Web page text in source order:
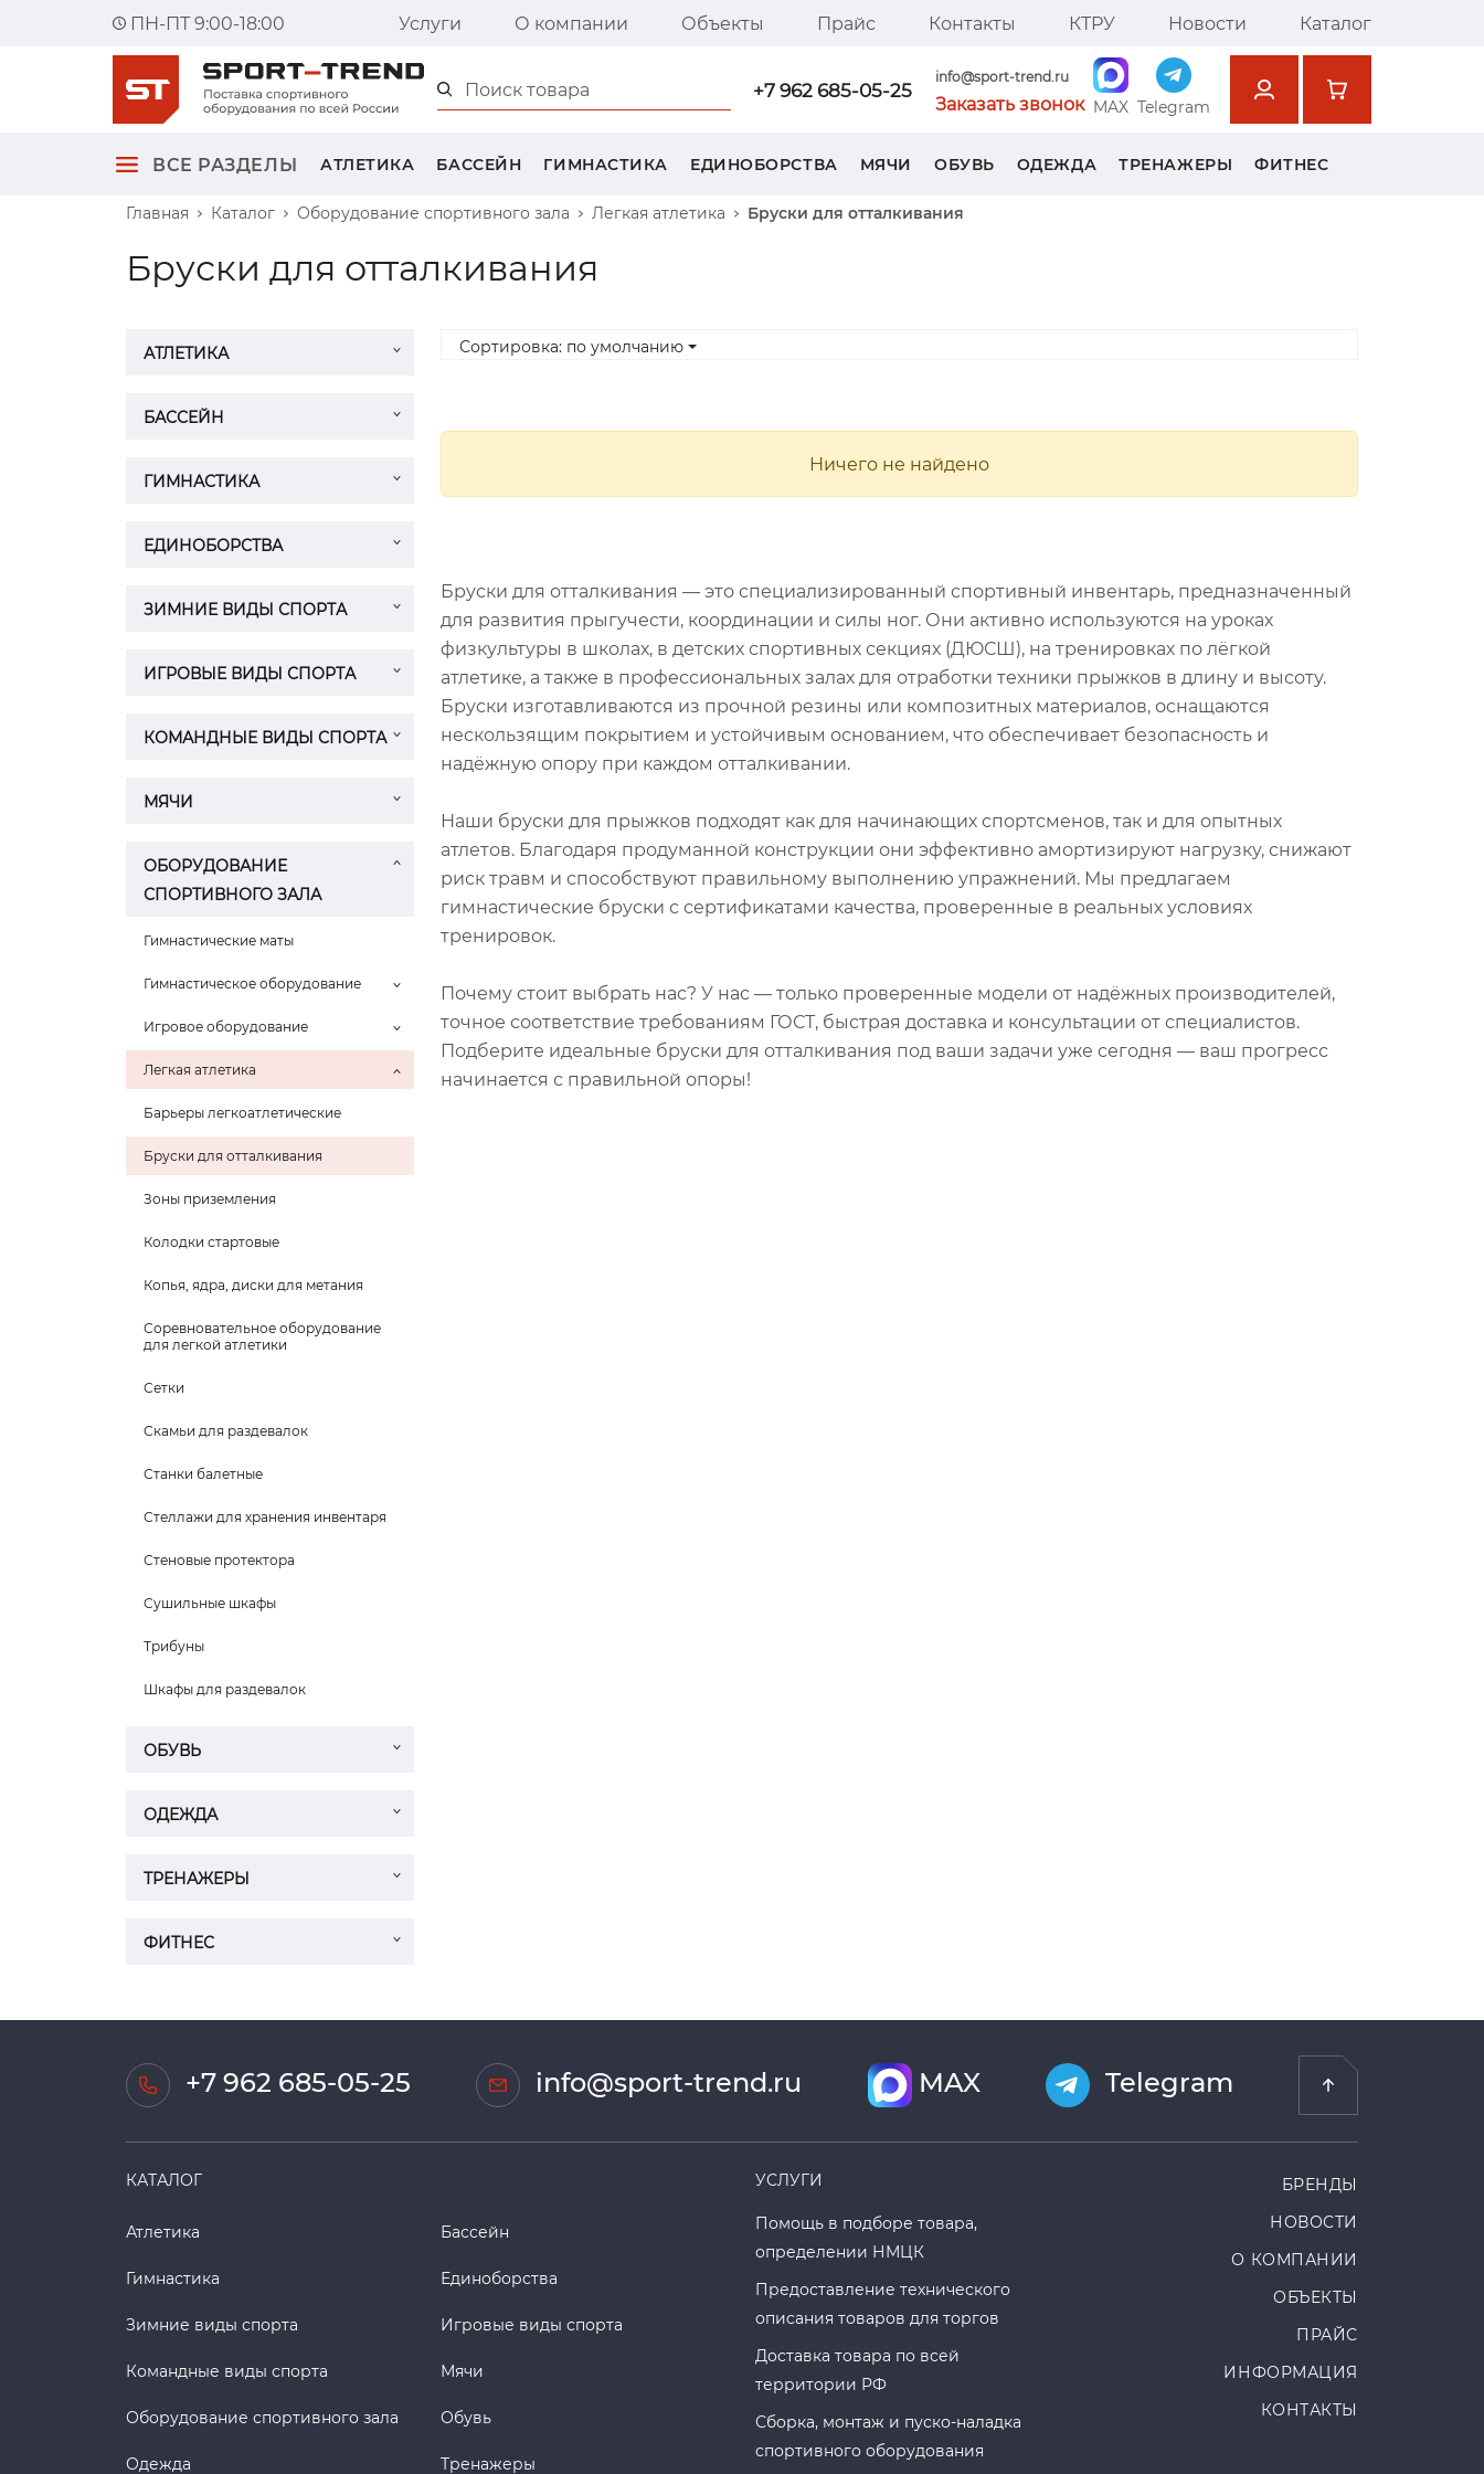
ПН-ПТ 9:00-18:00 Услуги О компании Объекты Прайс Контакты КТРУ Новости
Каталог
+7 962 685-05-25
info@sport-trend.ru
Заказать звонок MAX Telegram
ВСЕ РАЗДЕЛЫ АТЛЕТИКА БАССЕЙН ГИМНАСТИКА ЕДИНОБОРСТВА МЯЧИ ОБУВЬ ОДЕЖДА ТРЕНАЖЕРЫ ФИТНЕС
Главная Каталог Оборудование спортивного зала Легкая атлетика Бруски для отталкивания
Бруски для отталкивания
АТЛЕТИКА
БАССЕЙН
ГИМНАСТИКА
ЕДИНОБОРСТВА
ЗИМНИЕ ВИДЫ СПОРТА
ИГРОВЫЕ ВИДЫ СПОРТА
КОМАНДНЫЕ ВИДЫ СПОРТА
МЯЧИ
ОБОРУДОВАНИЕ
СПОРТИВНОГО ЗАЛА
Гимнастические маты
Гимнастическое оборудование
Игровое оборудование
Легкая атлетика
Барьеры легкоатлетические
Бруски для отталкивания
Зоны приземления
Колодки стартовые
Копья, ядра, диски для метания
Соревновательное оборудование
для легкой атлетики
Сетки
Скамьи для раздевалок
Станки балетные
Стеллажи для хранения инвентаря
Стеновые протектора
Сушильные шкафы
Трибуны
Шкафы для раздевалок
ОБУВЬ
ОДЕЖДА
ТРЕНАЖЕРЫ
ФИТНЕС
Сортировка: по умолчанию
Ничего не найдено
Бруски для отталкивания — это специализированный спортивный инвентарь, предназначенный
для развития прыгучести, координации и силы ног. Они активно используются на уроках
физкультуры в школах, в детских спортивных секциях (ДЮСШ), на тренировках по лёгкой
атлетике, а также в профессиональных залах для отработки техники прыжков в длину и высоту.
Бруски изготавливаются из прочной резины или композитных материалов, оснащаются
нескользящим покрытием и устойчивым основанием, что обеспечивает безопасность и
надёжную опору при каждом отталкивании.
Наши бруски для прыжков подходят как для начинающих спортсменов, так и для опытных
атлетов. Благодаря продуманной конструкции они эффективно амортизируют нагрузку, снижают
риск травм и способствуют правильному выполнению упражнений. Мы предлагаем
гимнастические бруски с сертификатами качества, проверенные в реальных условиях
тренировок.
Почему стоит выбрать нас? У нас — только проверенные модели от надёжных производителей,
точное соответствие требованиям ГОСТ, быстрая доставка и консультации от специалистов.
Подберите идеальные бруски для отталкивания под ваши задачи уже сегодня — ваш прогресс
начинается с правильной опоры!
+7 962 685-05-25 info@sport-trend.ru MAX Telegram
КАТАЛОГ
Атлетика Бассейн
Гимнастика Единоборства
Зимние виды спорта Игровые виды спорта
Командные виды спорта Мячи
Оборудование спортивного зала Обувь
Одежда Тренажеры
УСЛУГИ
Помощь в подборе товара,
определении НМЦК
Предоставление технического
описания товаров для торгов
Доставка товара по всей
территории РФ
Сборка, монтаж и пуско-наладка
спортивного оборудования
БРЕНДЫ
НОВОСТИ
О КОМПАНИИ
ОБЪЕКТЫ
ПРАЙС
ИНФОРМАЦИЯ
КОНТАКТЫ